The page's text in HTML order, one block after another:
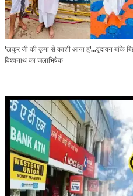
'ठाकुर जी की कृपा से काशी आया हूं'...वृंदावन बांके
विश्वनाथ का जलाभिषेक